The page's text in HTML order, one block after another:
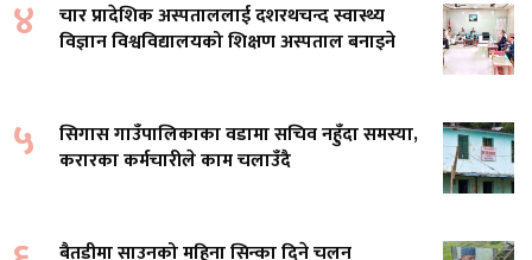
४
चार प्रादेशिक अस्पताललाई दशरथचन्द स्वास्थ्य
विज्ञान विश्वविद्यालयको शिक्षण अस्पताल बनाइने
५
सिगास गाउँपालिकाका वडामा सचिव नहुँदा समस्या,
करारका कर्मचारीले काम चलाउँदै